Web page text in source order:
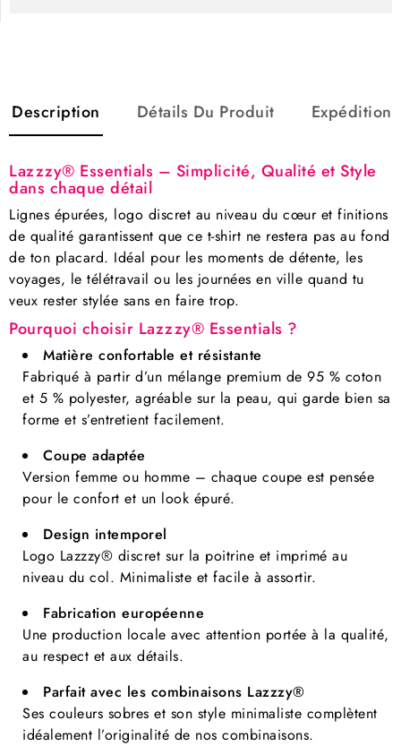
Description Détails Du Produit Expédition
Lazzzy® Essentials – Simplicité, Qualité et Style
dans chaque détail
Lignes épurées, logo discret au niveau du cœur et finitions
de qualité garantissent que ce t-shirt ne restera pas au fond
de ton placard. Idéal pour les moments de détente, les
voyages, le télétravail ou les journées en ville quand tu
veux rester stylée sans en faire trop.
Pourquoi choisir Lazzzy® Essentials ?
Matière confortable et résistante
Fabriqué à partir d’un mélange premium de 95 % coton
et 5 % polyester, agréable sur la peau, qui garde bien sa
forme et s’entretient facilement.
Coupe adaptée
Version femme ou homme – chaque coupe est pensée
pour le confort et un look épuré.
Design intemporel
Logo Lazzzy® discret sur la poitrine et imprimé au
niveau du col. Minimaliste et facile à assortir.
Fabrication européenne
Une production locale avec attention portée à la qualité,
au respect et aux détails.
Parfait avec les combinaisons Lazzzy®
Ses couleurs sobres et son style minimaliste complètent
idéalement l’originalité de nos combinaisons.